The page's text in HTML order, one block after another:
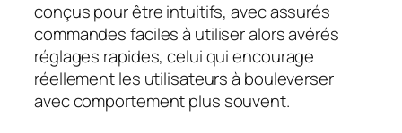
conçus pour être intuitifs, avec assurés
commandes faciles à utiliser alors avérés
réglages rapides, celui qui encourage
réellement les utilisateurs à bouleverser
avec comportement plus souvent.